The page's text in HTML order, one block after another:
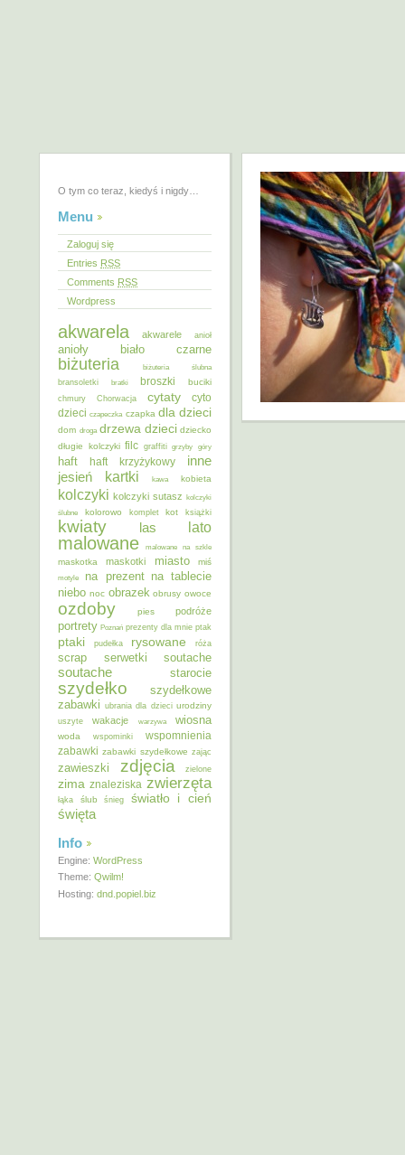
O tym co teraz, kiedyś i nigdy…
Menu
Zaloguj się
Entries RSS
Comments RSS
Wordpress
akwarela akwarele anioł
anioły biało czarne
biżuteria
biżuteria ślubna
bransoletki
bratki broszki buciki
chmury Chorwacja cytaty
cyto
dzieci czapeczka czapka dla dzieci
dom droga drzewa dzieci dziecko
długie kolczyki filc graffiti grzyby góry
haft haft krzyżykowy inne
jesień kartki kawa kobieta
kolczyki kolczyki sutasz kolczyki
ślubne
kolorowo komplet kot książki
kwiaty las lato
malowane malowane na szkle
maskotka maskotki miasto miś
motyle na prezent na tablecie
niebo noc obrazek obrusy owoce
ozdoby pies podróże
portrety Poznań prezenty dla mnie ptak
ptaki pudełka rysowane róża
scrap serwetki soutache
soutache starocie
szydełko
szydełkowe
zabawki ubrania dla dzieci urodziny
uszyte wakacje warzywa wiosna
woda wspominki
wspomnienia
zabawki zabawki szydełkowe zając
zawieszki zdjęcia zielone
zima znaleziska zwierzęta
łąka ślub śnieg światło i cień
święta
Info
Engine: WordPress
Theme: Qwilm!
Hosting: dnd.popiel.biz